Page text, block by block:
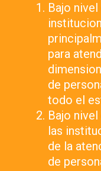
Bajo
para
de
todo el
Bajo
las
de la
de